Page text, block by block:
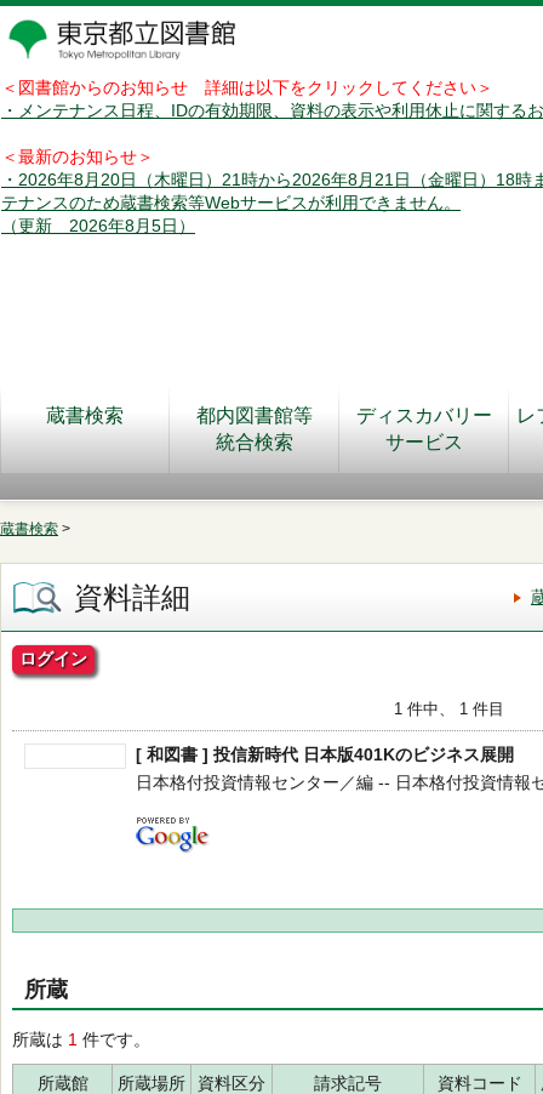
＜図書館からのお知らせ 詳細は以下をクリックしてください＞
・メンテナンス日程、IDの有効期限、資料の表示や利用休止に関する
＜最新のお知らせ＞
・2026年8月20日（木曜日）21時から2026年8月21日（金曜日）18時
テナンスのため蔵書検索等Webサービスが利用できません。
（更新 2026年8月5日）
蔵書検索
都内図書館等
統合検索
ディスカバリー
サービス
レ
蔵書検索 >
資料詳細
ログイン
1 件中、 1 件目
[ 和図書 ] 投信新時代 日本版401Kのビジネス展開
日本格付投資情報センター／編 -- 日本格付投資情報
所蔵
所蔵は 1 件です。
所蔵館 所蔵場所 資料区分 請求記号 資料コード